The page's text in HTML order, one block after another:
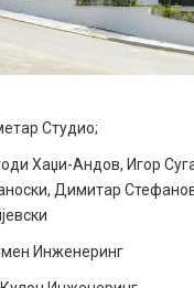
Студио;
Хаџи-Андов, Игор
Димитар
Инженеринг